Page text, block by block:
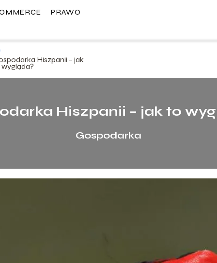
PRAWO
Hiszpanii – jak
Hiszpanii – jak to
Gospodarka